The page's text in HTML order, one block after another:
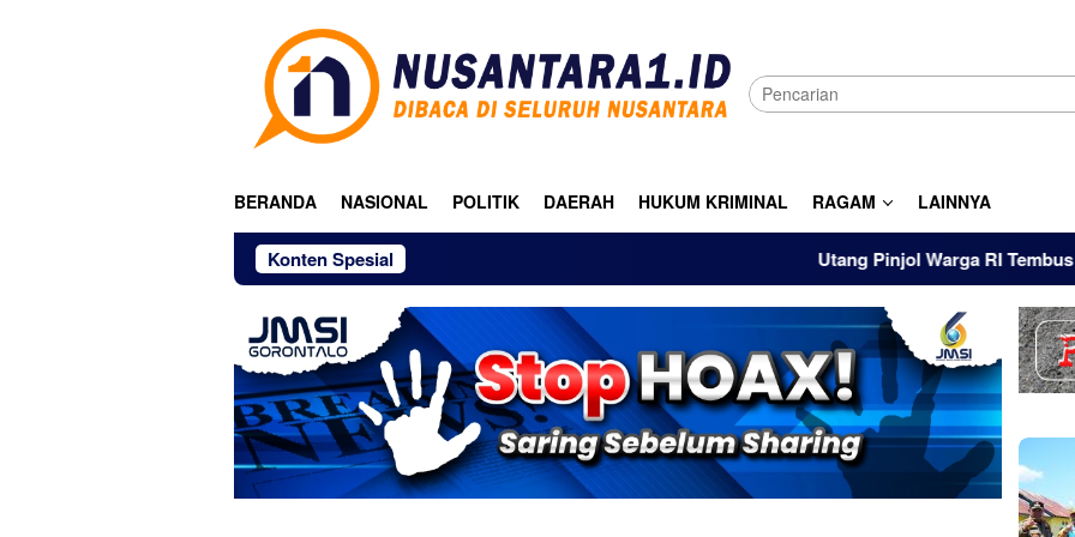
BERANDA NASIONAL POLITIK DAERAH HUKUM KRIMINAL RAGAM LAINNYA
Konten Spesial Utang Pinjol Warga RI Tembus